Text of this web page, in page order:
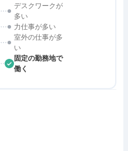
デスクワークが
多い
力仕事が多い
室外の仕事が多
い
固定の勤務地で
働く